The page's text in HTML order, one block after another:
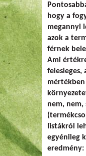
hogy a
megannyi
azok a
férnek
Ami
felesleges,
mértékben
nem, nem,
listákról
egyénileg
eredmény: